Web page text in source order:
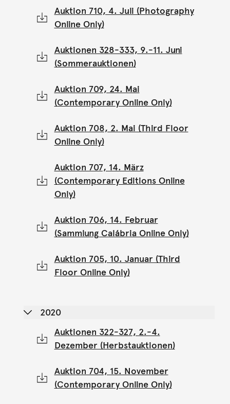
Auktion 710, 4. Juli (Photography
Online Only)
Auktionen 328-333, 9.-11. Juni
(Sommerauktionen)
Auktion 709, 24. Mai
(Contemporary Online Only)
Auktion 708, 2. Mai (Third Floor
Online Only)
Auktion 707, 14. März
(Contemporary Editions Online
Only)
Auktion 706, 14. Februar
(Sammlung Calábria Online Only)
Auktion 705, 10. Januar (Third
Floor Online Only)
2020
Auktionen 322-327, 2.-4.
Dezember (Herbstauktionen)
Auktion 704, 15. November
(Contemporary Online Only)